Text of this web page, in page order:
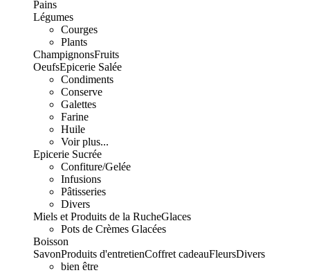
Pains
Légumes
Courges
Plants
ChampignonsFruits
OeufsEpicerie Salée
Condiments
Conserve
Galettes
Farine
Huile
Voir plus...
Epicerie Sucrée
Confiture/Gelée
Infusions
Pâtisseries
Divers
Miels et Produits de la RucheGlaces
Pots de Crèmes Glacées
Boisson
SavonProduits d'entretienCoffret cadeauFleursDivers
bien être